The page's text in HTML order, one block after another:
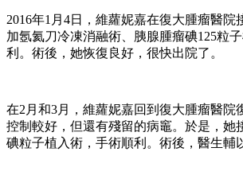
2016年1月4日，維蘿妮嘉在復大腫瘤醫院
加氬氦刀冷凍消融術、胰腺腫瘤碘125粒
利。術後，她恢復良好，很快出院了。
在2月和3月，維蘿妮嘉回到復大腫瘤醫院
控制較好，但還有殘留的病竈。於是，她
碘粒子植入術，手術順利。術後，醫生輔